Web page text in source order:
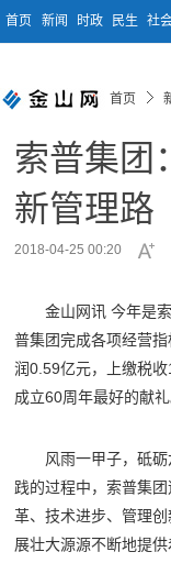
首页 新闻 时政 民生 社
首页
索普集团
新管理路
2018-04-25 00:20
金山网讯 今年是
普集团完成各项经营
润0.59亿元，上缴税
成立60周年最好的献礼
风雨一甲子，砥
践的过程中，索普集
革、技术进步、管理
展壮大源源不断地提